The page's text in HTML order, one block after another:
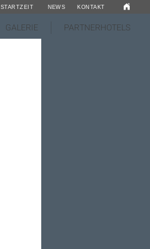
GALERIE PARTNERHOTELS
STARTZEIT NEWS KONTAKT